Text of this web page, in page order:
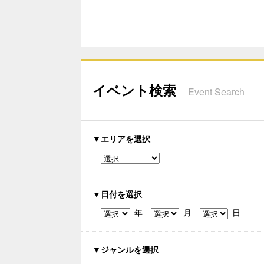
イベント検索 Event Search
▼エリアを選択
▼日付を選択
年
月 日
▼ジャンルを選択